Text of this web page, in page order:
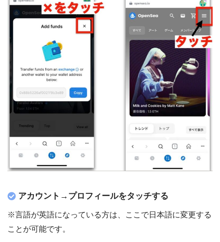
アカウント→プロフィールをタッチする
※言語が英語になっている方は、ここで日本語に変更する
ことが可能です。